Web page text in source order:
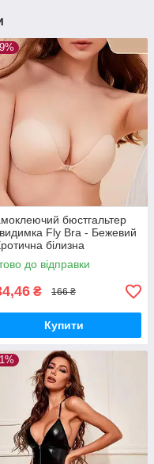
бюстгальтер
Fly Bra - Бежевий
білизна
до відправки
₴ 166 ₴
Купити